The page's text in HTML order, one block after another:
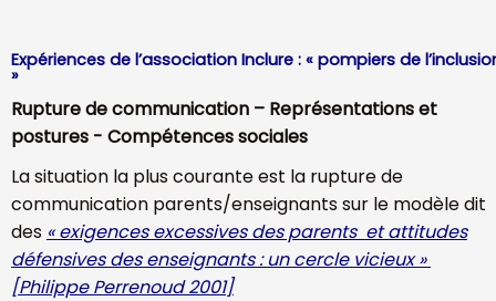
Expériences de l’association Inclure : « pompiers de
»
Rupture de communication – Représentations et
postures - Compétences sociales
La situation la plus courante est la rupture de
communication parents/enseignants sur le modèle dit
des « exigences excessives des parents et attitudes
défensives des enseignants : un cercle vicieux »
[Philippe Perrenoud 2001]